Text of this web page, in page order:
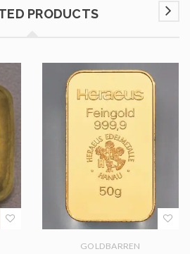
PRODUCTS
GOLDBARREN